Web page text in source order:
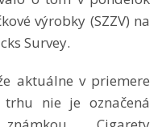
výrobky (SZZV) na
Survey.
v priemere
nie je označená